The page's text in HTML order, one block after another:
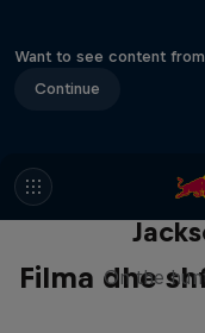
Want to see content
Continue
Filma dhe
The
On the